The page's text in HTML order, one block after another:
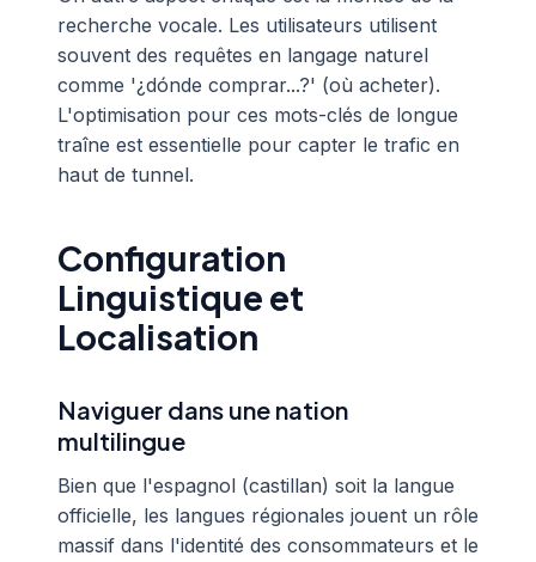
recherche vocale. Les utilisateurs utilisent
souvent des requêtes en langage naturel
comme '¿dónde comprar...?' (où acheter).
L'optimisation pour ces mots-clés de longue
traîne est essentielle pour capter le trafic en
haut de tunnel.
Configuration
Linguistique et
Localisation
Naviguer dans une nation
multilingue
Bien que l'espagnol (castillan) soit la langue
officielle, les langues régionales jouent un rôle
massif dans l'identité des consommateurs et le